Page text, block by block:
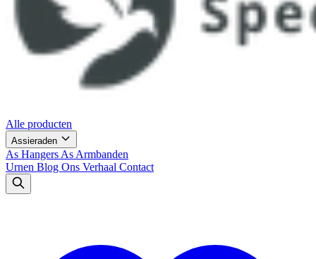
Alle producten
Assieraden
As Hangers As Armbanden
Urnen Blog Ons Verhaal Contact